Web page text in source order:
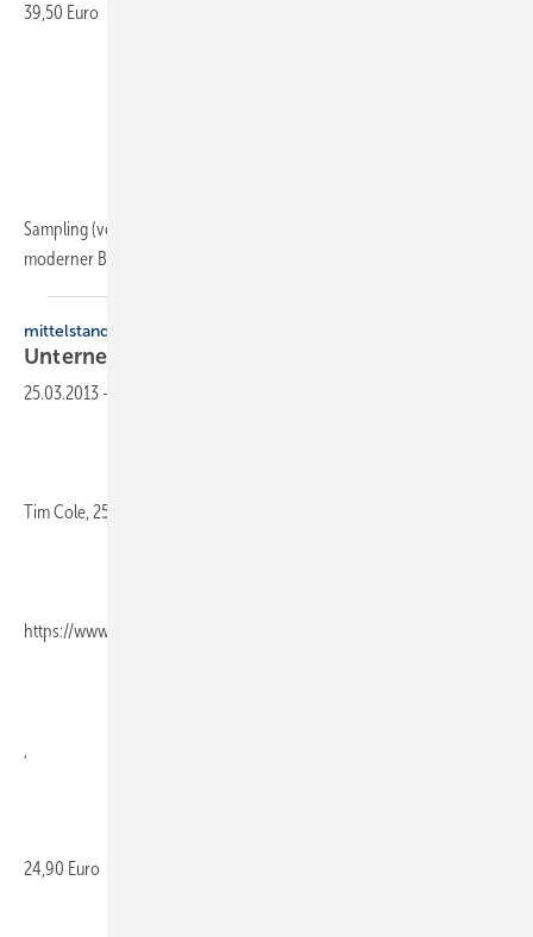
39,50 Euro
Sampling (von engl. „sample“: Auswahl, Beispiel) ist eine Methode
moderner Badgestaltung. Es geht darum,
mittelstand
Unternehmen
25.03.2013 -
Tim Cole, 252 Seiten, ISBN 978-3-446-42162-2, Carl Hanser Verlag,
https://www.hanser.de/
24,90 Euro